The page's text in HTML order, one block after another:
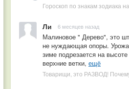
Гороскоп по знакам зодиака
Ли 6 месяцев назад
Малиновое " Дерево", это
не нуждающая опоры.
зиме подрезается на
верхние ветки, ещё